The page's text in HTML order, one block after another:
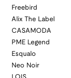
Freebird
Alix The Label
CASAMODA
PME Legend
Esqualo
Neo Noir